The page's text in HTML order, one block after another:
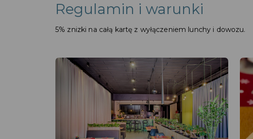
Regulamin i warunki
5% znizki na całą kartę z wyłączeniem lunchy i dowozu.